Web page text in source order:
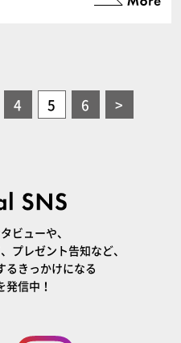
4 5 6 >
ビューや、
プレゼント告知など、
るきっかけになる
発信中！